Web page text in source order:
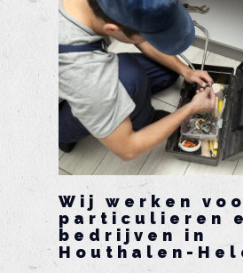
Wij werken
particulieren
bedrijven in
Houthalen-